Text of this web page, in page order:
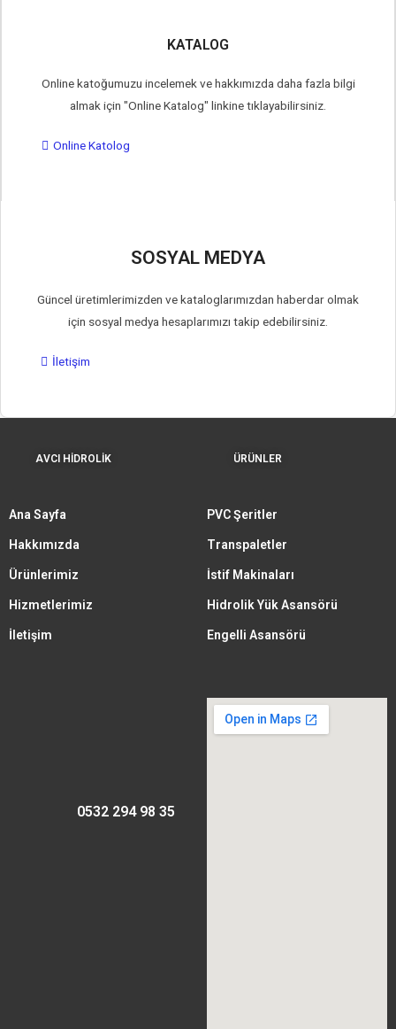
KATALOG
Online katoğumuzu incelemek ve hakkımızda daha fazla bilgi
almak için "Online Katalog" linkine tıklayabilirsiniz.
Online Katolog
SOSYAL MEDYA
Güncel üretimlerimizden ve kataloglarımızdan haberdar olmak
için sosyal medya hesaplarımızı takip edebilirsiniz.
İletişim
AVCI HİDROLİK
Ana Sayfa
Hakkımızda
Ürünlerimiz
Hizmetlerimiz
İletişim
ÜRÜNLER
PVC Şeritler
Transpaletler
İstif Makinaları
Hidrolik Yük Asansörü
Engelli Asansörü
0532 294 98 35